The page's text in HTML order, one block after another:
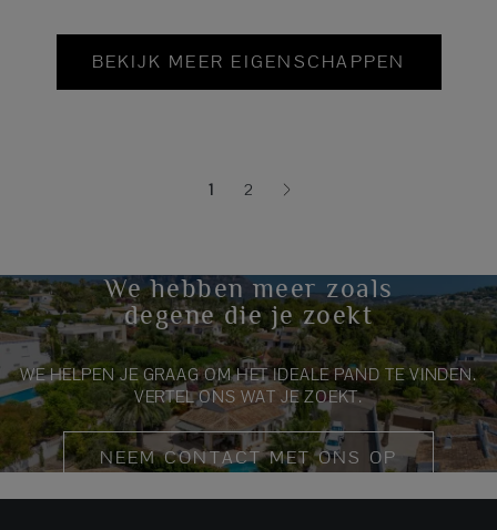
BEKIJK MEER EIGENSCHAPPEN
1(current)
2
We hebben meer zoals
degene die je zoekt
WE HELPEN JE GRAAG OM HET IDEALE PAND TE VINDEN.
VERTEL ONS WAT JE ZOEKT.
NEEM CONTACT MET ONS OP